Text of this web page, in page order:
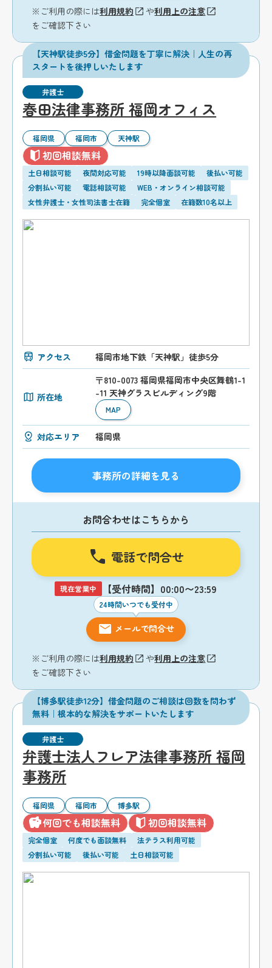
※ご利用の際には利用規約 や利用上の注意
をご確認下さい
【天神駅徒歩5分】借金問題を丁寧に解決｜人生の再
スタートを後押しいたします
弁護士
春田法律事務所 福岡オフィス
福岡県 福岡市 天神駅
初回相談無料
土日相談可能 夜間対応可能 19時以降面談可能
後払い可能
分割払い可能
電話相談可能
WEB・オンライン相談可能
女性弁護士・女性司法書士在籍
完全個室 在籍数10名以上
アクセス 福岡市地下鉄「天神駅」徒歩5分
所在地
〒810-0073 福岡県福岡市中央区舞鶴1-1
-11 天神グラスビルディング9階
MAP
対応エリア 福岡県
事務所の詳細を見る
お問合わせはこちらから
電話で問合せ
現在営業中 【受付時間】00:00〜23:59
24時間いつでも受付中
メールで問合せ
※ご利用の際には利用規約 や利用上の注意
をご確認下さい
【博多駅徒歩12分】借金問題のご相談は回数を問わず
無料｜根本的な解決をサポートいたします
弁護士
弁護士法人フレア法律事務所 福岡
事務所
福岡県 福岡市 博多駅
何回でも相談無料 初回相談無料
完全個室 何度でも面談無料
法テラス利用可能
分割払い可能
後払い可能 土日相談可能